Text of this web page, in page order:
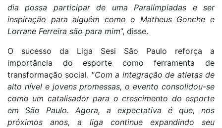
dia possa participar de uma Paralímpiadas e ser
inspiração para alguém como o Matheus Gonche e
Lorrane Ferreira são para mim”, disse.
O sucesso da Liga Sesi São Paulo reforça a
importância do esporte como ferramenta de
transformação social. “Com a integração de atletas de
alto nível e jovens promessas, o evento consolidou-se
como um catalisador para o crescimento do esporte
em São Paulo. Agora, a expectativa é que, nos
próximos anos, a liga continue expandindo seu